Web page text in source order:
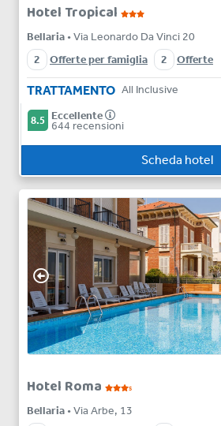
Hotel Tropical
Bellaria • Via Leonardo Da Vinci 20
2
Offerte per famiglia 2 Offerte
TRATTAMENTO All Inclusive
8.5 Eccellente
644 recensioni
Scheda hotel
Hotel Roma s
Bellaria • Via Arbe, 13